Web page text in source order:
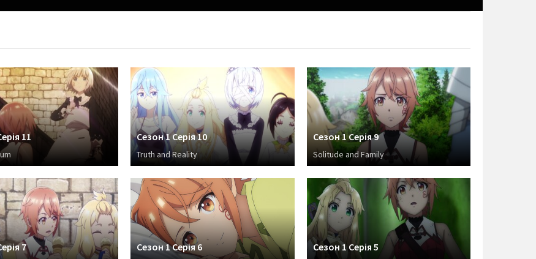
11 Сезон 1 Серія 10
Truth and Reality
Сезон 1 Серія 9
Solitude and Family
7 Сезон 1 Серія 6 Сезон 1 Серія 5